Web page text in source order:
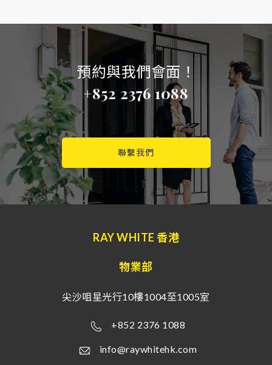
預約與我們會面！
+852 2376 1088
聯繫我們
RAY WHITE 香港
物業部
尖沙咀星光行10樓1004至1005室
+852 2376 1088
info@raywhitehk.com